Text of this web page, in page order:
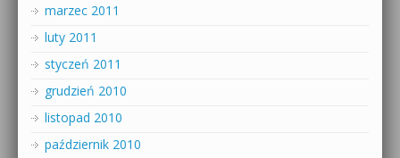
marzec 2011
luty 2011
styczeń 2011
grudzień 2010
listopad 2010
październik 2010